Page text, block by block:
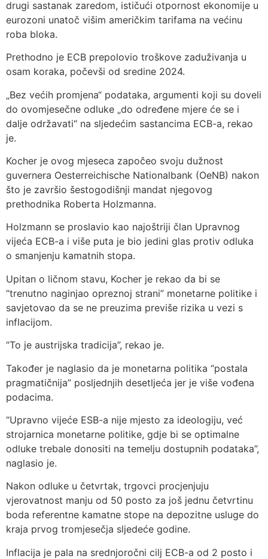
drugi sastanak zaredom, ističući otpornost ekonomije u
eurozoni unatoč višim američkim tarifama na većinu
roba bloka.
Prethodno je ECB prepolovio troškove zaduživanja u
osam koraka, počevši od sredine 2024.
„Bez većih promjena“ podataka, argumenti koji su doveli
do ovomjesečne odluke „do određene mjere će se i
dalje održavati“ na sljedećim sastancima ECB-a, rekao
je.
Kocher je ovog mjeseca započeo svoju dužnost
guvernera Oesterreichische Nationalbank (OeNB) nakon
što je završio šestogodišnji mandat njegovog
prethodnika Roberta Holzmanna.
Holzmann se proslavio kao najoštriji član Upravnog
vijeća ECB-a i više puta je bio jedini glas protiv odluka
o smanjenju kamatnih stopa.
Upitan o ličnom stavu, Kocher je rekao da bi se
“trenutno naginjao opreznoj strani” monetarne politike i
savjetovao da se ne preuzima previše rizika u vezi s
inflacijom.
“To je austrijska tradicija”, rekao je.
Također je naglasio da je monetarna politika “postala
pragmatičnija” posljednjih desetljeća jer je više vođena
podacima.
“Upravno vijeće ESB-a nije mjesto za ideologiju, već
strojarnica monetarne politike, gdje bi se optimalne
odluke trebale donositi na temelju dostupnih podataka”,
naglasio je.
Nakon odluke u četvrtak, trgovci procjenjuju
vjerovatnost manju od 50 posto za još jednu četvrtinu
boda referentne kamatne stope na depozitne usluge do
kraja prvog tromjesečja sljedeće godine.
Inflacija je pala na srednjoročni cilj ECB-a od 2 posto i